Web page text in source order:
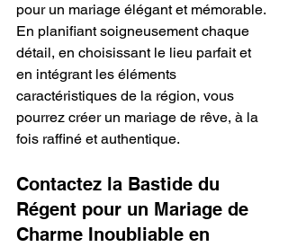
pour un mariage élégant et mémorable.
En planifiant soigneusement chaque
détail, en choisissant le lieu parfait et
en intégrant les éléments
caractéristiques de la région, vous
pourrez créer un mariage de rêve, à la
fois raffiné et authentique.
Contactez la Bastide du
Régent pour un Mariage de
Charme Inoubliable en